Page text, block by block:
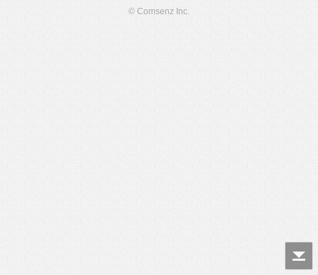
© Comsenz Inc.